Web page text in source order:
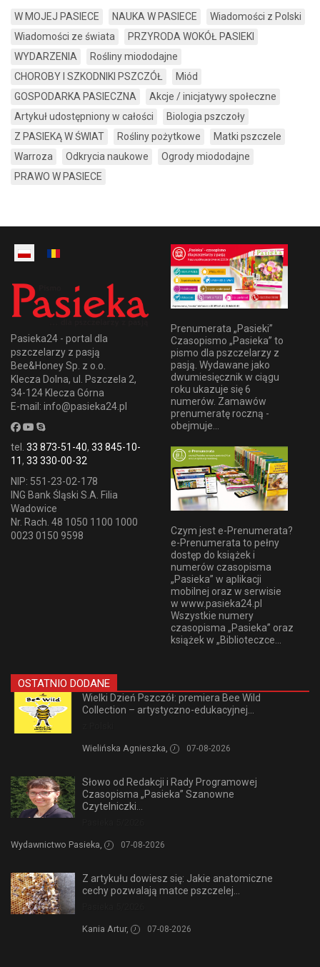
W MOJEJ PASIECE NAUKA W PASIECE
Wiadomości z Polski
Wiadomości ze świata
PRZYRODA WOKÓŁ PASIEKI
WYDARZENIA
Rośliny miododajne
CHOROBY I SZKODNIKI PSZCZÓŁ
Miód
GOSPODARKA PASIECZNA
Akcje / inicjatywy społeczne
Artykuł udostępniony w całości
Biologia pszczoły
Z PASIEKĄ W ŚWIAT
Rośliny pożytkowe
Matki pszczele
Warroza
Odkrycia naukowe
Ogrody miododajne
PRAWO W PASIECE
Pasieka24 - portal dla
pszczelarzy z pasją
Bee&Honey Sp. z o.o.
Klecza Dolna, ul. Pszczela 2,
34-124 Klecza Górna
E-mail: info@pasieka24.pl
tel. 33 873-51-40, 33 845-10-
11, 33 330-00-32
NIP: 551-23-02-178
ING Bank Śląski S.A. Filia
Wadowice
Nr. Rach. 48 1050 1100 1000
0023 0150 9598
Prenumerata „Pasieki”
Czasopismo „Pasieka” to
pismo dla pszczelarzy z
pasją. Wydawane jako
dwumiesięcznik w ciągu
roku ukazuje się 6
numerów. Zamawów
prenumeratę roczną -
obejmuje...
Czym jest e-Prenumerata?
e-Prenumerata to pełny
dostęp do książek i
numerów czasopisma
„Pasieka” w aplikacji
mobilnej oraz w serwisie
w www.pasieka24.pl
Wszystkie numery
czasopisma „Pasieka” oraz
książek w „Biblioteczce...
OSTATNIO DODANE
Wielki Dzień Pszczół: premiera Bee Wild
Collection – artystyczno-edukacyjnej...
Wielińska Agnieszka, 07-08-2026
Słowo od Redakcji i Rady Programowej
Czasopisma „Pasieka” Szanowne
Czytelniczki...
Wydawnictwo Pasieka, 07-08-2026
Z artykułu dowiesz się: Jakie anatomiczne
cechy pozwalają matce pszczelej...
Kania Artur, 07-08-2026